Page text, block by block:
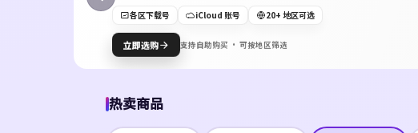
各区下载号 iCloud 账号 20+ 地区可选
立即选购 支持自助购买 · 可按地区筛选
热卖商品